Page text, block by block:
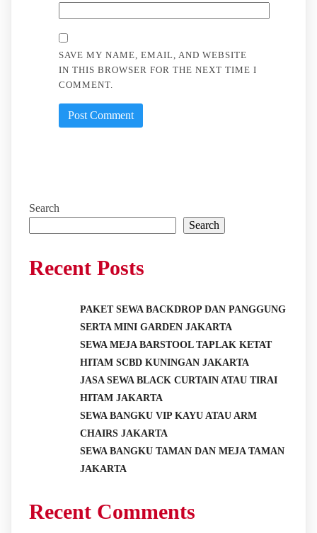
SAVE MY NAME, EMAIL, AND WEBSITE
IN THIS BROWSER FOR THE NEXT TIME I
COMMENT.
Search
Search
Recent Posts
PAKET SEWA BACKDROP DAN PANGGUNG
SERTA MINI GARDEN JAKARTA
SEWA MEJA BARSTOOL TAPLAK KETAT
HITAM SCBD KUNINGAN JAKARTA
JASA SEWA BLACK CURTAIN ATAU TIRAI
HITAM JAKARTA
SEWA BANGKU VIP KAYU ATAU ARM
CHAIRS JAKARTA
SEWA BANGKU TAMAN DAN MEJA TAMAN
JAKARTA
Recent Comments